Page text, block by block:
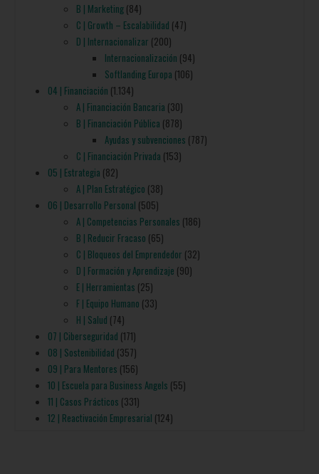
B | Marketing(84)
C | Growth – Escalabilidad (47)
D | Internacionalizar (200)
Internacionalización (94)
Softlanding Europa (106)
04 | Financiación (1.134)
A | Financiación Bancaria (30)
B | Financiación Pública (878)
Ayudas y subvenciones (787)
C | Financiación Privada (153)
05 | Estrategia (82)
A | Plan Estratégico (38)
06 | Desarrollo Personal (505)
A | Competencias Personales (186)
B | Reducir Fracaso (65)
C | Bloqueos del Emprendedor (32)
D | Formación y Aprendizaje (90)
E | Herramientas (25)
F | Equipo Humano (33)
H | Salud (74)
07 | Ciberseguridad (171)
08 | Sostenibilidad (357)
09 | Para Mentores (156)
10 | Escuela para Business Angels (55)
11 | Casos Prácticos (331)
12 | Reactivación Empresarial (124)